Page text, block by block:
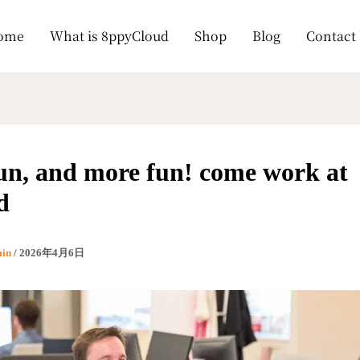
What is 8ppyCloud Shop Blog Contact
and more fun! come work at
/ 2026年4月6日